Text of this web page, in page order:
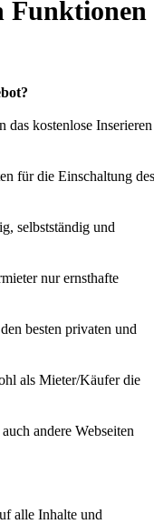
Funktionen
das kostenlose Inserieren
für die Einschaltung des
selbstständig und
nur ernsthafte
besten privaten und
als Mieter/Käufer die
andere Webseiten
alle Inhalte und